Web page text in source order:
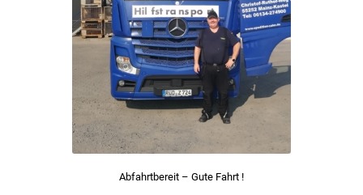
Abfahrtbereit – Gute Fahrt !